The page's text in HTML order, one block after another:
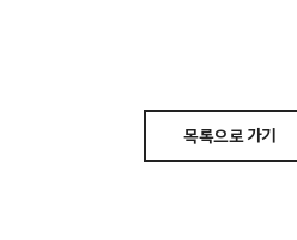
목록으로 가기